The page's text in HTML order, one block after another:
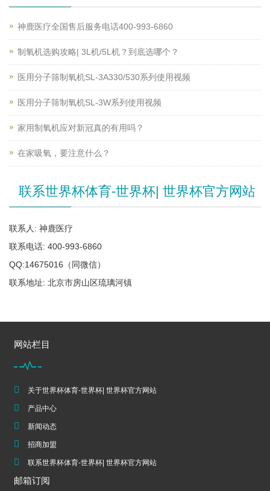
神鹿医疗全国售后服务电话400-993-6860
制氧机选购攻略| 3L机/5L机？到底选哪个？
医用分子筛制氧机SL-3A330/530系列使用视频
医用分子筛制氧机SL-3W系列使用视频
家用制氧机应对新冠真的有用吗？
在家吸氧，要注意什么？
联系世界杯体育-世界杯| 世界杯官方网站
联系人: 神鹿医疗
联系电话: 400-993-6860
QQ:14675016（同微信）
联系地址: 北京市房山区琉璃河镇
网站栏目
关于世界杯体育-世界杯| 世界杯官方网站
产品中心
新闻动态
招商加盟
联系世界杯体育-世界杯| 世界杯官方网站
邮箱订阅